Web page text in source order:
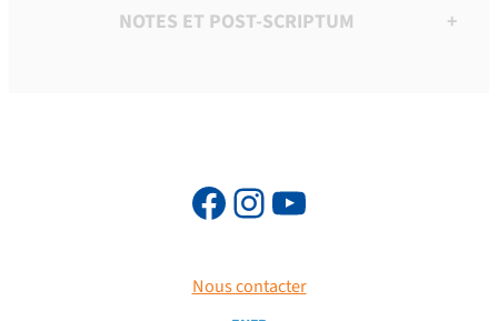
NOTES ET POST-SCRIPTUM +
Nous contacter